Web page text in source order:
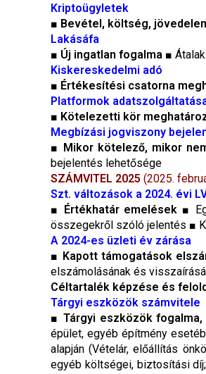
Kriptoügyletek
■ Bevétel, költség,
Lakásáfa
■ Új ingatlan fogalma ■
Kiskereskedelmi adó
■ Értékesítési csatorna
Platformok
■ Kötelezetti kör
Megbízási jogviszony
■ Mikor kötelező, mikor
bejelentés lehetősége
SZÁMVITEL 2025 (2025.
Szt. változások a 2024. évi
■ Értékhatár emelések ■
összegekről szóló jelentés ■
A 2024-es üzleti év zárása
■ Kapott támogatások
elszámolásának és
Céltartalék képzése és
Tárgyi eszközök számvitele
■ Tárgyi eszközök
épület, egyéb építmény
alapján (Vételár, előállítás
egyéb költségei, biztosítási